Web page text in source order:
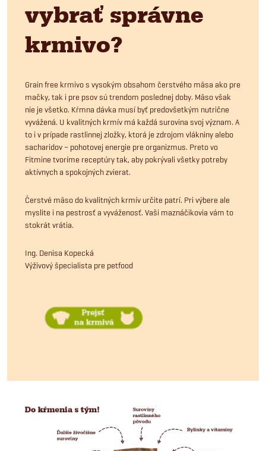
vybrať správne
krmivo?
Grain free krmivo s vysokým obsahom čerstvého mäsa ako pre
mačky, tak i pre psov sú trendom poslednej doby. Mäso však
nie je všetko. Kŕmna dávka musí byť predovšetkým nutrične
vyvážená. U kvalitných krmív má každá surovina svoj význam. A
to i v prípade rastlinnej zložky, ktorá je zdrojom vlákniny alebo
sacharidov – pohotovej energie pre organizmus. Preto vo
Fitmine tvoríme receptúry tak, aby pokrývali všetky potreby
aktívnych a spokojných zvierat.
Čerstvé mäso do kvalitných krmív určite patrí. Pri výbere ale
myslite i na pestrosť a vyváženosť. Vaši maznáčikovia vám to
stokrát vrátia.
Ing. Denisa Kopecká
Výživový špecialista pre petfood